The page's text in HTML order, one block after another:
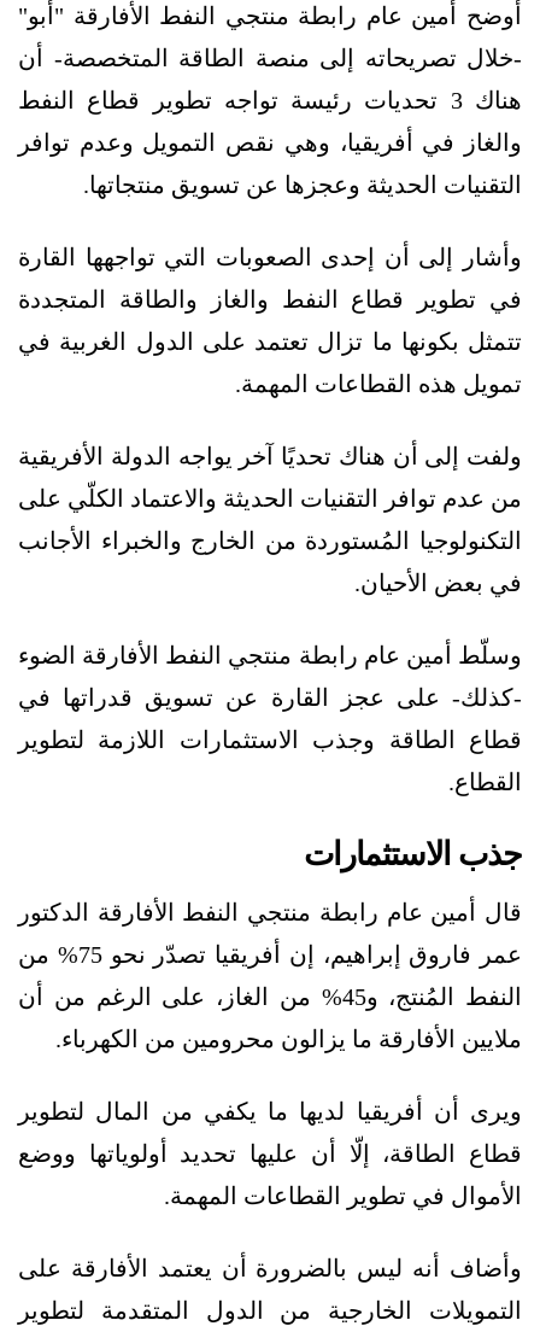
أوضح أمين عام رابطة منتجي النفط الأفارقة "أبو"
-خلال تصريحاته إلى منصة الطاقة المتخصصة- أن
هناك 3 تحديات رئيسة تواجه تطوير قطاع النفط
والغاز في أفريقيا، وهي نقص التمويل وعدم توافر
التقنيات الحديثة وعجزها عن تسويق منتجاتها.
وأشار إلى أن إحدى الصعوبات التي تواجهها القارة
في تطوير قطاع النفط والغاز والطاقة المتجددة
تتمثل بكونها ما تزال تعتمد على الدول الغربية في
تمويل هذه القطاعات المهمة.
ولفت إلى أن هناك تحديًا آخر يواجه الدولة الأفريقية
من عدم توافر التقنيات الحديثة والاعتماد الكلّي على
التكنولوجيا المُستوردة من الخارج والخبراء الأجانب
في بعض الأحيان.
وسلّط أمين عام رابطة منتجي النفط الأفارقة الضوء
-كذلك- على عجز القارة عن تسويق قدراتها في
قطاع الطاقة وجذب الاستثمارات اللازمة لتطوير
القطاع.
جذب الاستثمارات
قال أمين عام رابطة منتجي النفط الأفارقة الدكتور
عمر فاروق إبراهيم، إن أفريقيا تصدّر نحو 75% من
النفط المُنتج، و45% من الغاز، على الرغم من أن
ملايين الأفارقة ما يزالون محرومين من الكهرباء.
ويرى أن أفريقيا لديها ما يكفي من المال لتطوير
قطاع الطاقة، إلّا أن عليها تحديد أولوياتها ووضع
الأموال في تطوير القطاعات المهمة.
وأضاف أنه ليس بالضرورة أن يعتمد الأفارقة على
التمويلات الخارجية من الدول المتقدمة لتطوير